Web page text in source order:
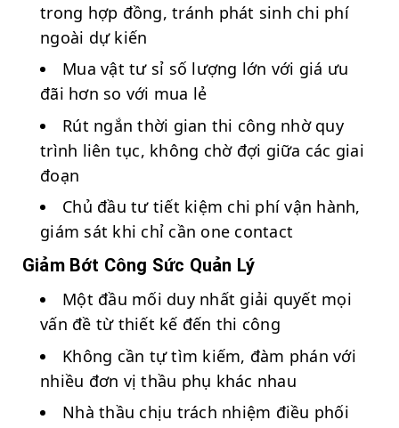
trong hợp đồng, tránh phát sinh chi phí
ngoài dự kiến
Mua vật tư sỉ số lượng lớn với giá ưu
đãi hơn so với mua lẻ
Rút ngắn thời gian thi công nhờ quy
trình liên tục, không chờ đợi giữa các giai
đoạn
Chủ đầu tư tiết kiệm chi phí vận hành,
giám sát khi chỉ cần one contact
Giảm Bớt Công Sức Quản Lý
Một đầu mối duy nhất giải quyết mọi
vấn đề từ thiết kế đến thi công
Không cần tự tìm kiếm, đàm phán với
nhiều đơn vị thầu phụ khác nhau
Nhà thầu chịu trách nhiệm điều phối